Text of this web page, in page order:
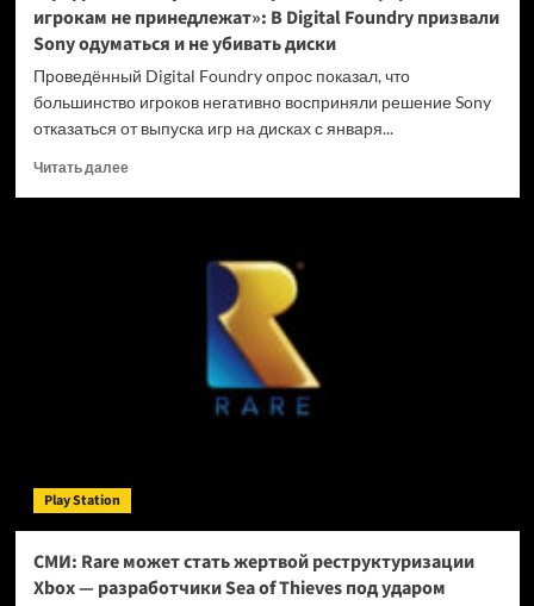
игрокам не принедлежат»: В Digital Foundry призвали
Sony одуматься и не убивать диски
Проведённый Digital Foundry опрос показал, что
большинство игроков негативно восприняли решение Sony
отказаться от выпуска игр на дисках с января...
Читать далееПрочитать
платформах
принедлежат»:
не
убивать
Play Station
СМИ: Rare может стать жертвой реструктуризации
Xbox — разработчики Sea of Thieves под ударом